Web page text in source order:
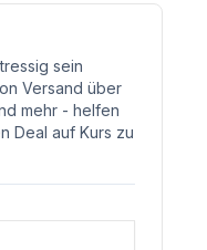
sein
Versand über
mehr - helfen
Deal auf Kurs zu